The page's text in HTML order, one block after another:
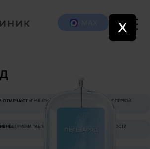
ОТМЕЧАЮТУЛУЧШЕНИЕ САМОЧУВСТВИЯ УЖЕ ПОСЛЕ ПЕРВОЙ
ПРИЕМА ТАБЛЕТОК ЗА СЧЕТ ВЫСОКОЙ УСВОЯЕМОСТИ
X